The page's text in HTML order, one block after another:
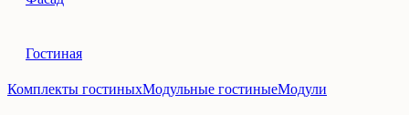
Гостиная
Комплекты гостиныхМодульные гостиныеМодули